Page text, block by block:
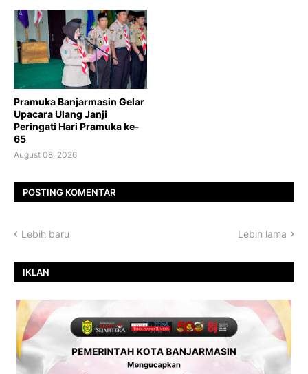
Pramuka Banjarmasin Gelar
Upacara Ulang Janji
Peringati Hari Pramuka ke-
65
August 08, 2026
POSTING KOMENTAR
Lebih baru Lebih lama
IKLAN